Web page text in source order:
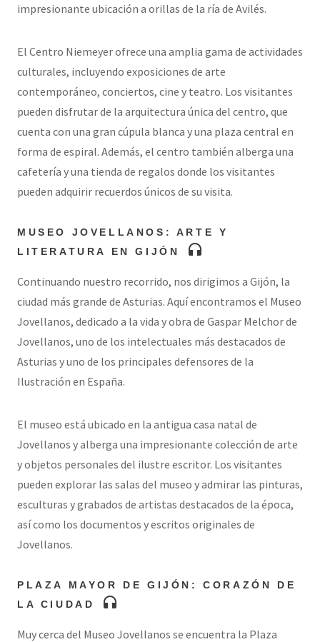
impresionante ubicación a orillas de la ría de Avilés.
El Centro Niemeyer ofrece una amplia gama de actividades
culturales, incluyendo exposiciones de arte
contemporáneo, conciertos, cine y teatro. Los visitantes
pueden disfrutar de la arquitectura única del centro, que
cuenta con una gran cúpula blanca y una plaza central en
forma de espiral. Además, el centro también alberga una
cafetería y una tienda de regalos donde los visitantes
pueden adquirir recuerdos únicos de su visita.
MUSEO JOVELLANOS: ARTE Y
LITERATURA EN GIJÓN
headphones
Continuando nuestro recorrido, nos dirigimos a Gijón, la
ciudad más grande de Asturias. Aquí encontramos el Museo
Jovellanos, dedicado a la vida y obra de Gaspar Melchor de
Jovellanos, uno de los intelectuales más destacados de
Asturias y uno de los principales defensores de la
Ilustración en España.
El museo está ubicado en la antigua casa natal de
Jovellanos y alberga una impresionante colección de arte
y objetos personales del ilustre escritor. Los visitantes
pueden explorar las salas del museo y admirar las pinturas,
esculturas y grabados de artistas destacados de la época,
así como los documentos y escritos originales de
Jovellanos.
PLAZA MAYOR DE GIJÓN: CORAZÓN DE
LA CIUDAD
headphones
Muy cerca del Museo Jovellanos se encuentra la Plaza